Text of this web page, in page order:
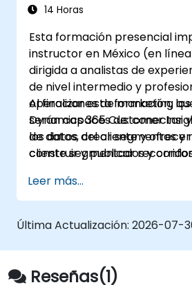
14 Horas
Esta formación presencial
instructor en México (en
dirigida a analistas de
de nivel intermedio y
operaciones de marketing
Dynamics 365 Customer
los datos del cliente y
cliente segmentados y
Al finalizar esta formación,
serán capaces de: conectar
de datos, crear segmentos y
construir y publicar
Leer más...
Última Actualización: 2026-07-
Reseñas(1)